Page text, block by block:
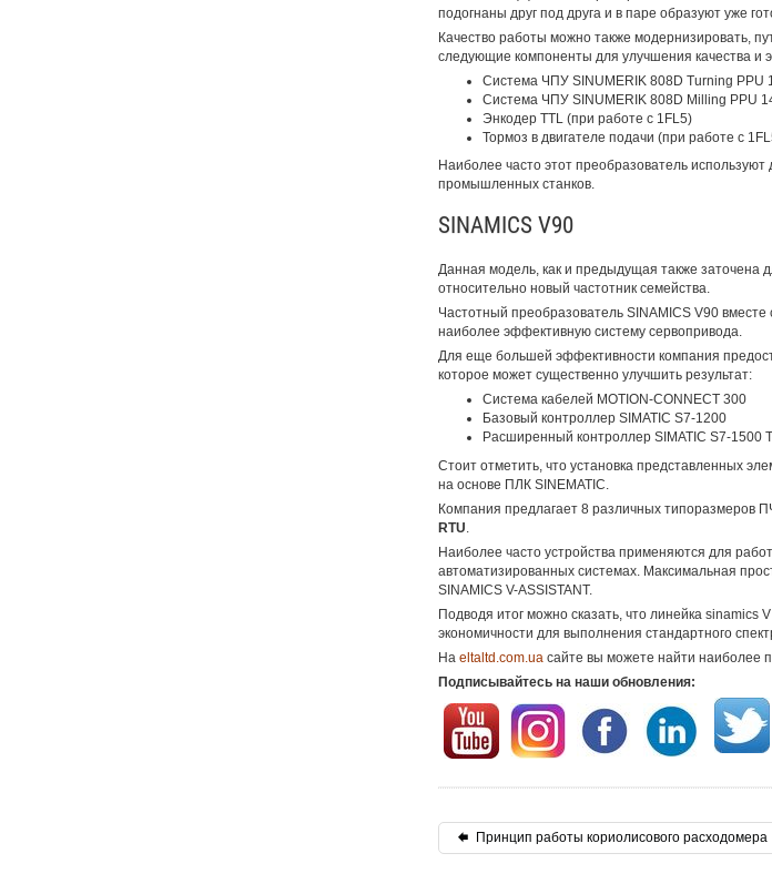
подогнаны друг под друга и в паре образуют уже
Качество работы можно также модернизировать,
следующие компоненты для улучшения качества и
Система ЧПУ SINUMERIK 808D Turning PPU
Система ЧПУ SINUMERIK 808D Milling PPU
Энкодер TTL (при работе с 1FL5)
Тормоз в двигателе подачи (при работе с
Наиболее часто этот преобразователь
промышленных станков.
SINAMICS V90
Данная модель, как и предыдущая также заточена
относительно новый частотник семейства.
Частотный преобразователь SINAMICS V90 вместе
наиболее эффективную систему сервопривода.
Для еще большей эффективности компания
которое может существенно улучшить результат:
Система кабелей MOTION-CONNECT 300
Базовый контроллер SIMATIC S7-1200
Расширенный контроллер SIMATIC S7-1500
Стоит отметить, что установка представленных
на основе ПЛК SINEMATIC.
Компания предлагает 8 различных типоразмеров
RTU
Наиболее часто устройства применяются для
автоматизированных системах. Максимальная
SINAMICS V-ASSISTANT.
Подводя итог можно сказать, что линейка sinamics
экономичности для выполнения стандартного
На eltaltd.com.ua сайте вы можете найти наиболее
Подписывайтесь на наши обновления:
Принцип работы кориолисового расходомера